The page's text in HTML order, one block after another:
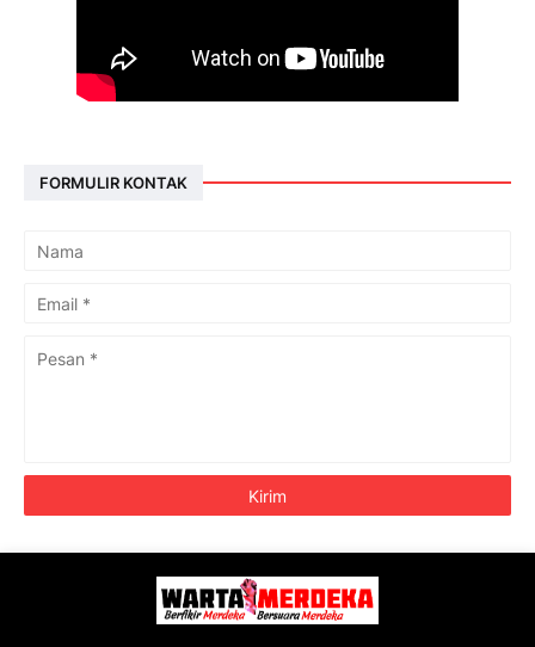
FORMULIR KONTAK